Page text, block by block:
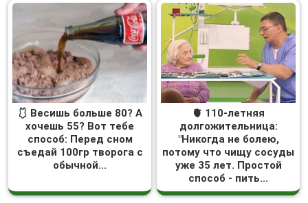
🩱 Весишь больше 80? А
хочешь 55? Вот тебе
способ: Перед сном
съедай 100гр творога с
обычной...
🫀 110-летняя
долгожительница:
"Никогда не болею,
потому что чищу сосуды
уже 35 лет. Простой
способ - пить...